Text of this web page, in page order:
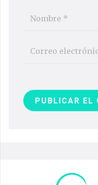
PUBLICAR EL